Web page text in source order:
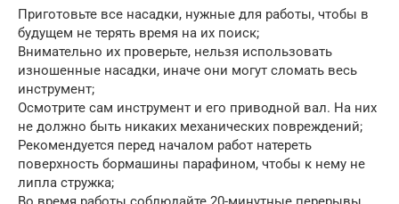
Приготовьте все насадки, нужные для работы, чтобы в
будущем не терять время на их поиск;
Внимательно их проверьте, нельзя использовать
изношенные насадки, иначе они могут сломать весь
инструмент;
Осмотрите сам инструмент и его приводной вал. На них
не должно быть никаких механических повреждений;
Рекомендуется перед началом работ натереть
поверхность бормашины парафином, чтобы к нему не
липла стружка;